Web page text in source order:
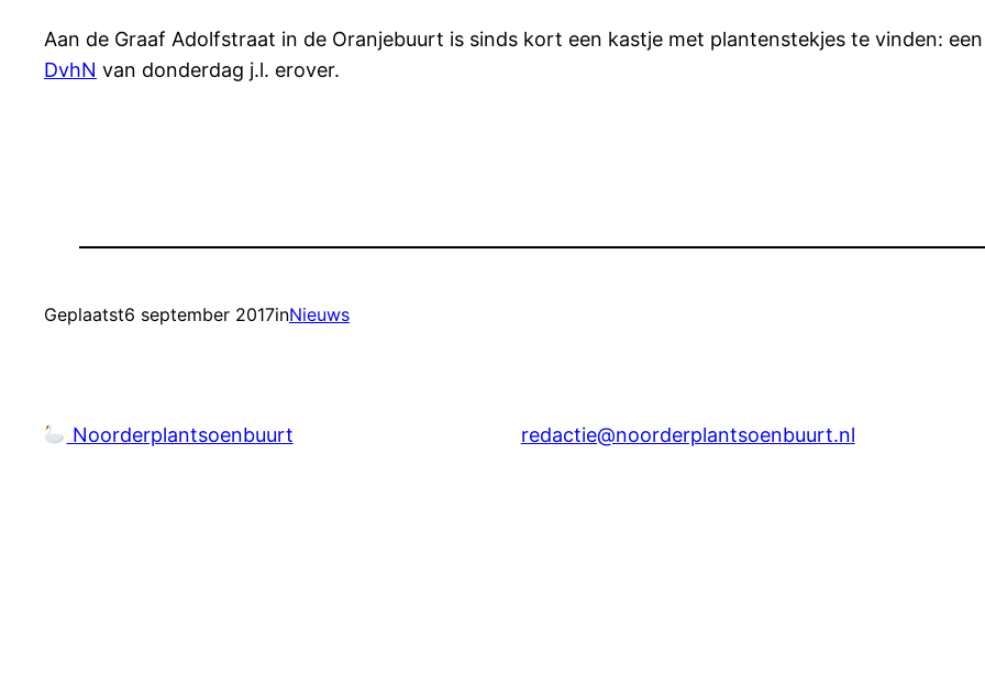
Aan de Graaf Adolfstraat in de Oranjebuurt is sinds kort een kastje met plantenstekjes te vinden:
DvhN van donderdag j.l. erover.
Geplaatst6 september 2017inNieuws
Noorderplantsoenbuurt redactie@noorderplantsoenbuurt.nl